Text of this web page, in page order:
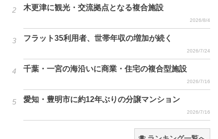
木更津に観光・交流拠点となる複合施設
2026/8/4
フラット35利用者、世帯年収の増加が続く
2026/7/24
千葉・一宮の海沿いに商業・住宅の複合型施設
2026/7/16
愛知・豊明市に約12年ぶりの分譲マンション
2026/7/16